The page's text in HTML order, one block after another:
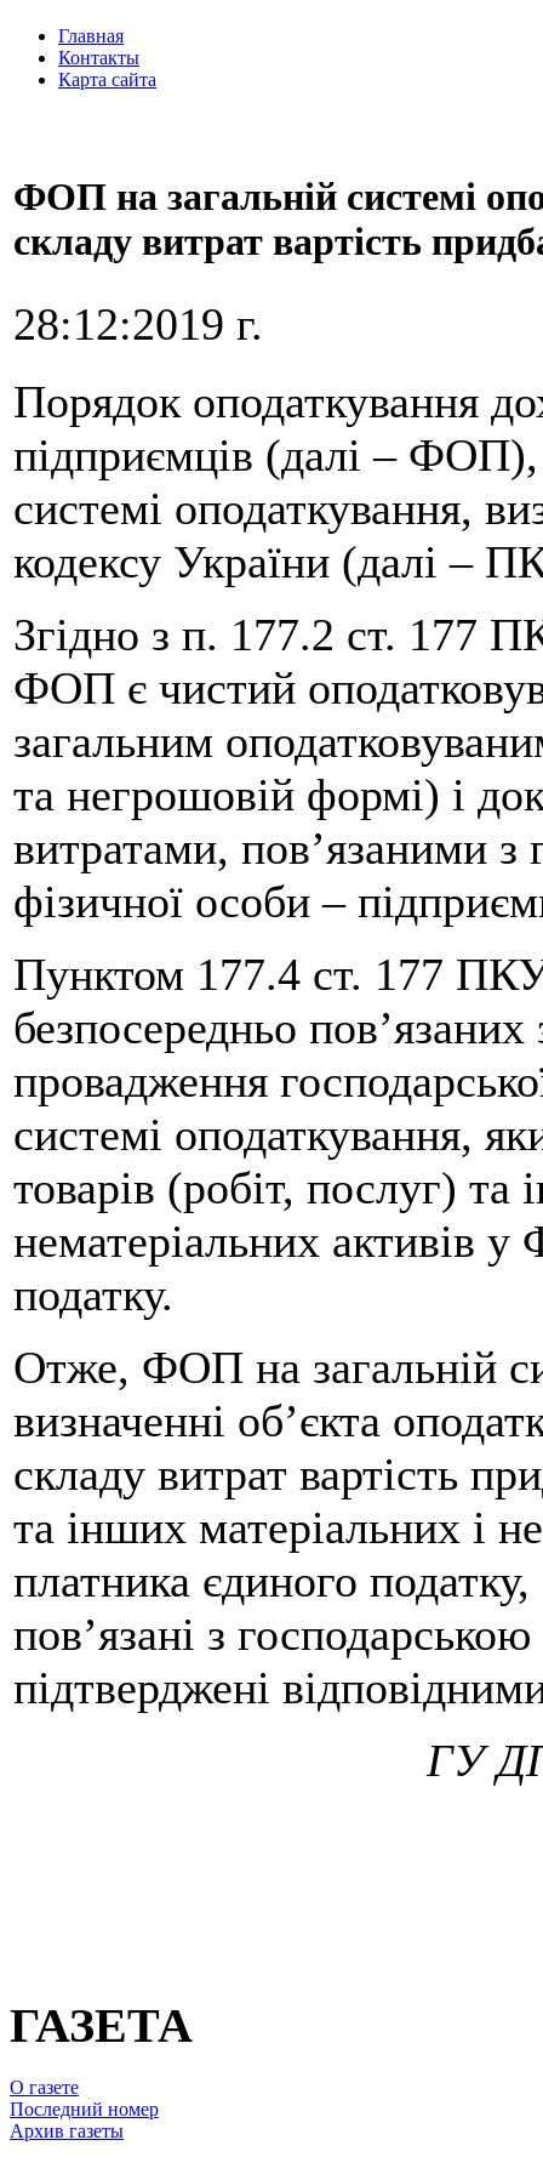
Главная
Контакты
Карта сайта
ФОП на загальній системі
складу витрат вартість
28:12:2019 г.
Порядок оподаткування
підприємців (далі – ФОП),
системі оподаткування,
кодексу України (далі –
Згідно з п. 177.2 ст. 177
ФОП є чистий
загальним
та негрошовій формі) і
витратами, пов’язаними з
фізичної особи –
Пунктом 177.4 ст. 177 ПКУ
безпосередньо
провадження
системі оподаткування,
товарів (робіт, послуг) та
нематеріальних активів
податку.
Отже, ФОП на загальній
визначенні об’єкта
складу витрат вартість
та інших матеріальних і
платника єдиного
пов’язані з
підтверджені
ГУ
ГАЗЕТА
О газете
Последний номер
Архив газеты